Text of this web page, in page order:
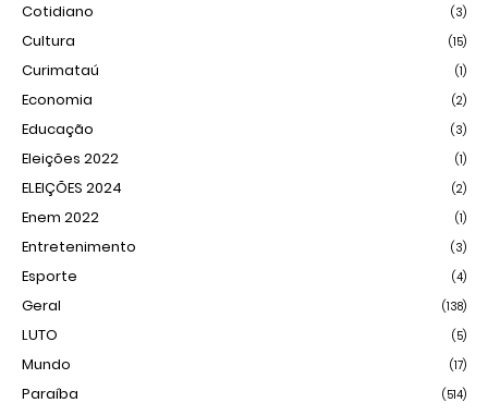
Cotidiano (3)
Cultura (15)
Curimataú (1)
Economia (2)
Educação (3)
Eleições 2022 (1)
ELEIÇÕES 2024 (2)
Enem 2022 (1)
Entretenimento (3)
Esporte (4)
Geral (138)
LUTO (5)
Mundo (17)
Paraíba (514)